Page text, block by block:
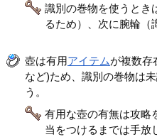
識別の巻物を使うとき
るため）、次に腕輪（
壺は有用アイテムが複数存
など)ため、識別の巻物は
う。
有用な壺の有無は攻略
当をつけるまでは手放